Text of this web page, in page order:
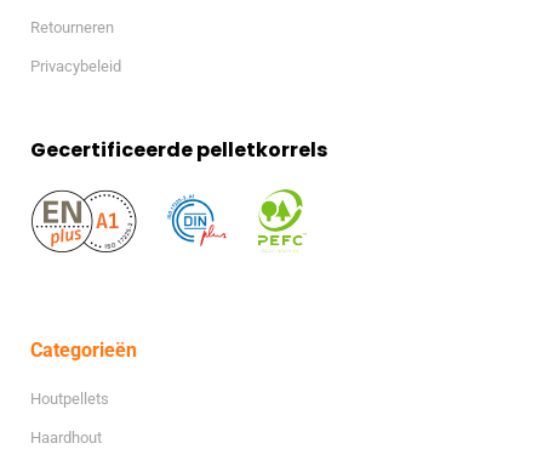
Retourneren
Privacybeleid
Gecertificeerde pelletkorrels
Categorieën
Houtpellets
Haardhout